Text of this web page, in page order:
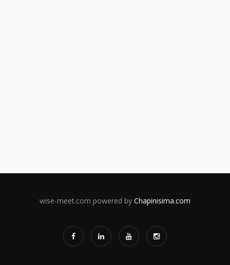
wise-meet.com powered by Chapinisima.com